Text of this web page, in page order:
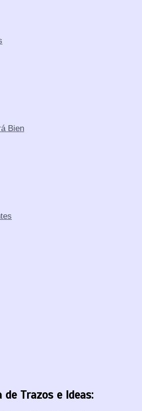
Bien
de Trazos e Ideas: